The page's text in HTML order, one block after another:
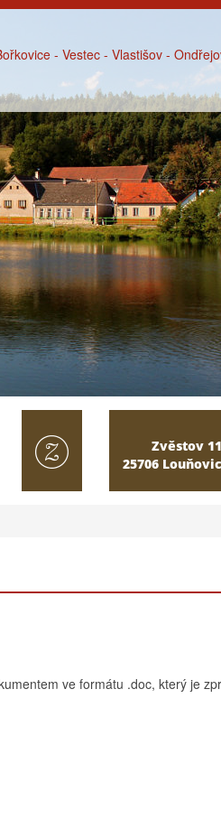
- Vestec - Vlastišov -
Zvěstov
25706
ve formátu .doc, který je